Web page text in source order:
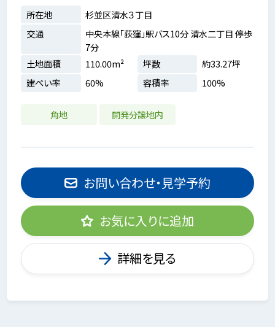
所在地
杉並区清水３丁目
交通
中央本線「荻窪」駅バス10分 清水二丁目 停歩
7分
土地面積
110.00m² 坪数
約33.27坪
建ぺい率
60% 容積率 100%
角地 開発分譲地内
お問い合わせ・見学予約
お気に入りに追加
詳細を見る